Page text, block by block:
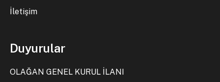
İletişim
Duyurular
OLAĞAN GENEL KURUL İLANI